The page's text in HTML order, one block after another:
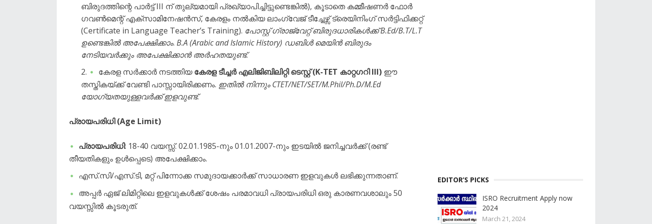
ബിരുദത്തിന്റെ പാർട്ട് III ന് തുല്യമായി പ്രഖ്യാപിച്ചിട്ടുണ്ടെങ്കിൽ), കൂടാതെ കമ്മീഷണർ ഫോർ
ഗവൺമെന്റ് എക്സാമിനേഷൻസ്, കേരളം നൽകിയ ലാംഗ്വേജ് ടീച്ചേഴ്സ് ട്രെയിനിംഗ് സർട്ടിഫിക്കറ്റ്
(Certificate in Language Teacher’s Training). പോസ്റ്റ് ഗ്രാജ്വേറ്റ് ബിരുദധാരികൾക്ക് B.Ed/B.T/L.T
ഉണ്ടെങ്കിൽ അപേക്ഷിക്കാം. B.A (Arabic and Islamic History) ഡബിൾ മെയിൻ ബിരുദം
നേടിയവർക്കും അപേക്ഷിക്കാൻ അർഹതയുണ്ട്.
​കേരള സർക്കാർ നടത്തിയകേരള ടീച്ചർ എലിജിബിലിറ്റി ടെസ്റ്റ് (K-TET കാറ്റഗറി III) ഈ
തസ്തികയ്ക്ക് വേണ്ടി പാസ്സായിരിക്കണം. ഇതിൽ നിന്നും CTET/NET/SET/M.Phil/Ph.D/M.Ed
യോഗ്യതയുള്ളവർക്ക് ഇളവുണ്ട്.
പ്രായപരിധി (Age Limit)
പ്രായപരിധി: 18-40 വയസ്സ്. 02.01.1985-നും 01.01.2007-നും ഇടയിൽ ജനിച്ചവർക്ക് (രണ്ട്
തീയതികളും ഉൾപ്പെടെ) അപേക്ഷിക്കാം.
​എസ്.സി/എസ്.ടി, മറ്റ് പിന്നോക്ക സമുദായക്കാർക്ക് സാധാരണ ഇളവുകൾ ലഭിക്കുന്നതാണ്.
​അപ്പർ ഏജ് ലിമിറ്റിലെ ഇളവുകൾക്ക് ശേഷം പരമാവധി പ്രായപരിധി ഒരു കാരണവശാലും 50
വയസ്സിൽ കൂടരുത്.
EDITOR’S PICKS
ISRO Recruitment Apply now
2024
March 21, 2024